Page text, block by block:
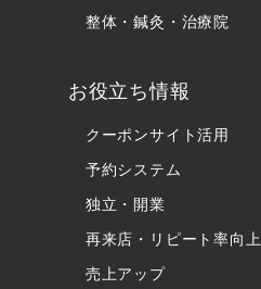
整体・鍼灸・治療院
お役立ち情報
クーポンサイト活用
予約システム
独立・開業
再来店・リピート率向上
売上アップ